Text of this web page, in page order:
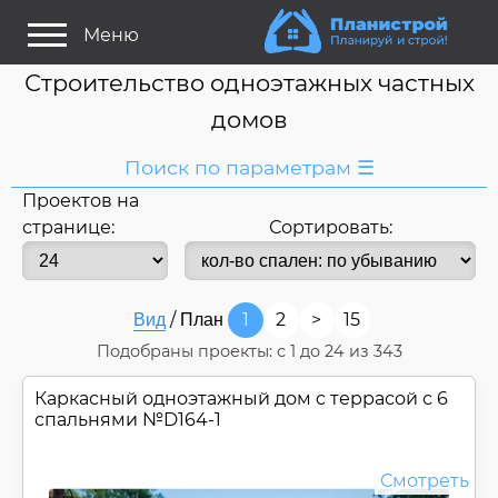
Меню
Строительство одноэтажных частных
домов
Поиск по параметрам ☰
Я ищу:
Дом
Название
Строитель/Архитектор
Стиль проекта
Только проекты Только строительство
Площадь
Проектов на
странице:
Сортировать:
Вид / План 1 2 > 15
Подобраны проекты: с 1 до 24из 343
Каркасный одноэтажный дом c террасой с 6
спальнями №D164-1
Смотреть